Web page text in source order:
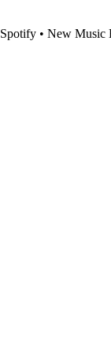
Spotify • New Music